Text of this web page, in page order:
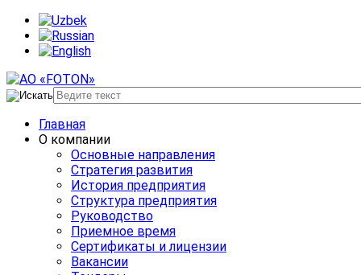
Главная
О компании
Основные направления
Стратегия развития
История предприятия
Структура предприятия
Руководство
Приемное время
Сертификаты и лицензии
Вакансии